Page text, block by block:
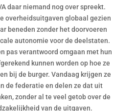
daar niemand nog over spreekt.
overheidsuitgaven globaal gezien
beneden zonder het doorvoeren
autonomie voor de deelstaten.
pas verantwoord omgaan met hun
kunnen worden op hoe ze
bij de burger. Vandaag krijgen ze
de federatie en delen ze dat uit
zonder al te veel getob over de
van de uitgaven.